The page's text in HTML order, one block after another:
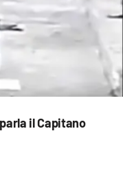
il Capitano